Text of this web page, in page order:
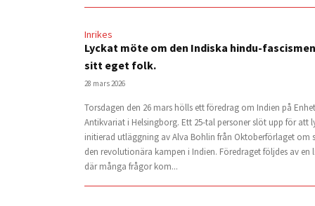
Inrikes
Lyckat möte om den Indiska hindu-
sitt eget folk.
28 mars 2026
Torsdagen den 26 mars hölls ett föredrag om Indien på
Antikvariat i Helsingborg. Ett 25-tal personer slöt upp för att
initierad utläggning av Alva Bohlin från Oktoberförlaget om
den revolutionära kampen i Indien. Föredraget följdes av en
där många frågor kom...